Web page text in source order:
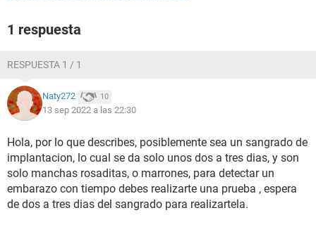
1 respuesta
RESPUESTA 1 / 1
Naty272 10
13 sep 2022 a las 22:30
Hola, por lo que describes, posiblemente sea un sangrado de
implantacion, lo cual se da solo unos dos a tres dias, y son
solo manchas rosaditas, o marrones, para detectar un
embarazo con tiempo debes realizarte una prueba , espera
de dos a tres dias del sangrado para realizartela.